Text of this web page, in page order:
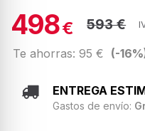
498€ 593 €
Te ahorras: 95 € (-
ENTREGA
Gastos de envío: